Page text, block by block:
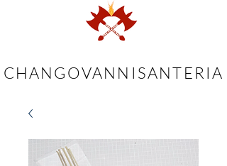
CHANGOVANNISANTERIA